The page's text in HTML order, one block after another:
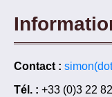
Contact :
Tél. : +33 (0)3 22